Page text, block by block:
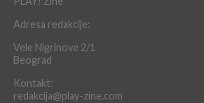
Adresa redakcije:
Vele Nigrinove 2/1
Beograd
Kontakt:
redakcija@play-zine.com